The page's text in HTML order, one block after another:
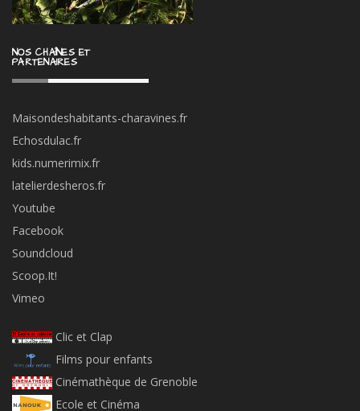
NOS CHAÎNES ET
PARTENAIRES
Maisondeshabitants-charavines.fr
Echosdulac.fr
kids.numerimix.fr
latelierdesheros.fr
Youtube
Facebook
Soundcloud
Scoop.It!
Vimeo
Clic et Clap
Films pour enfants
Cinémathèque de Grenoble
Ecole et Cinéma